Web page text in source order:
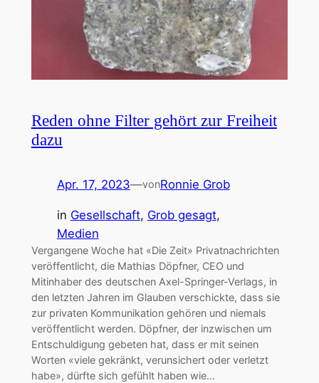
Reden ohne Filter gehört zur Freiheit
dazu
Apr. 17, 2023—vonRonnie Grob
in Gesellschaft, Grob gesagt
Medien
Vergangene Woche hat «Die Zeit» Privatnachrichten
veröffentlicht, die Mathias Döpfner, CEO und
Mitinhaber des deutschen Axel-Springer-Verlags, in
den letzten Jahren im Glauben verschickte, dass sie
zur privaten Kommunikation gehören und niemals
veröffentlicht werden. Döpfner, der inzwischen um
Entschuldigung gebeten hat, dass er mit seinen
Worten ­«viele gekränkt, verunsichert oder verletzt
habe», dürfte sich gefühlt haben wie…